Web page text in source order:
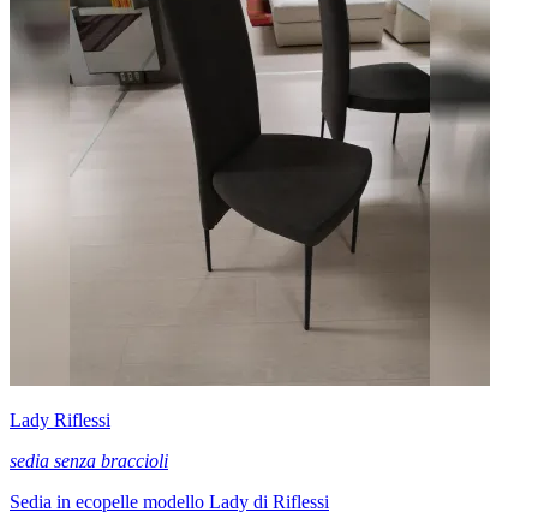
Lady Riflessi
sedia senza braccioli
Sedia in ecopelle modello Lady di Riflessi